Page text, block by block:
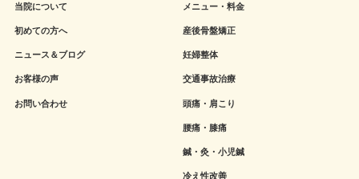
当院について
初めての方へ
ニュース＆ブログ
お客様の声
お問い合わせ
メニュー・料金
産後骨盤矯正
妊婦整体
交通事故治療
頭痛・肩こり
腰痛・膝痛
鍼・灸・小児鍼
冷え性改善